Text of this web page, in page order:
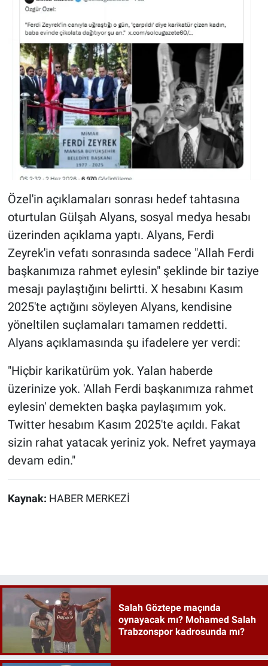
Özel'in açıklamaları sonrası hedef tahtasına
oturtulan Gülşah Alyans, sosyal medya hesabı
üzerinden açıklama yaptı. Alyans, Ferdi
Zeyrek'in vefatı sonrasında sadece "Allah Ferdi
başkanımıza rahmet eylesin" şeklinde bir taziye
mesajı paylaştığını belirtti. X hesabını Kasım
2025'te açtığını söyleyen Alyans, kendisine
yöneltilen suçlamaları tamamen reddetti.
Alyans açıklamasında şu ifadelere yer verdi:
"Hiçbir karikatürüm yok. Yalan haberde
üzerinize yok. 'Allah Ferdi başkanımıza rahmet
eylesin' demekten başka paylaşımım yok.
Twitter hesabım Kasım 2025'te açıldı. Fakat
sizin rahat yatacak yeriniz yok. Nefret yaymaya
devam edin."
Kaynak: HABER MERKEZİ
Salah Göztepe maçında
oynayacak mı? Mohamed Salah
Trabzonspor kadrosunda mı?